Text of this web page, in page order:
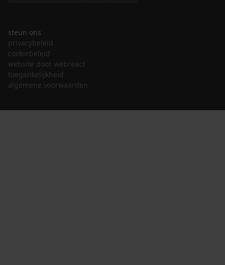
steun ons
privacybeleid
cookiebeleid
website door webreact
toegankelijkheid
algemene voorwaarden